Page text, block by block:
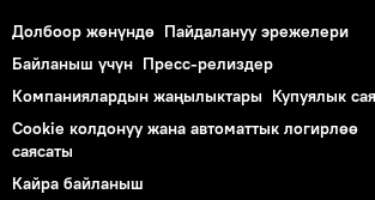
Долбоор жөнүндө Пайдалануу эрежелери
Байланыш үчүн Пресс-релиздер
Компаниялардын жаңылыктары Купуялык
Cookie колдонуу жана автоматтык логирлөө
саясаты
Кайра байланыш